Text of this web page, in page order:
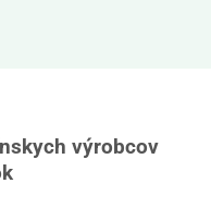
výrobcov